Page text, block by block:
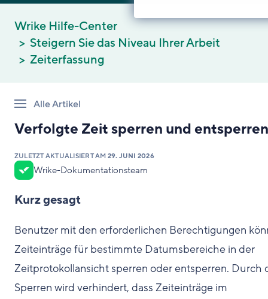
Wrike Hilfe-Center
Steigern Sie das Niveau Ihrer Arbeit
Zeiterfassung
Alle Artikel
Verfolgte Zeit sperren und entsperren
ZULETZT AKTUALISIERT AM 29. JUNI 2026
Wrike-Dokumentationsteam
Kurz gesagt
Benutzer mit den erforderlichen Berechtigungen
Zeiteinträge für bestimmte Datumsbereiche in der
Zeitprotokollansicht sperren oder entsperren. Durch
Sperren wird verhindert, dass Zeiteinträge im